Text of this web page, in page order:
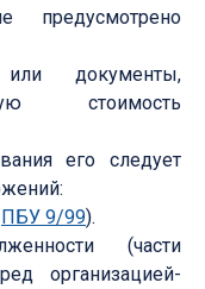
предусмотрено
документы,
стоимость
его следует
ПБУ 9/99).
(части
организацией-